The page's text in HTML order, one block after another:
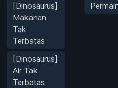
[Dinosaurus]
Makanan
Tak
Terbatas
[Dinosaurus]
Air Tak
Terbatas